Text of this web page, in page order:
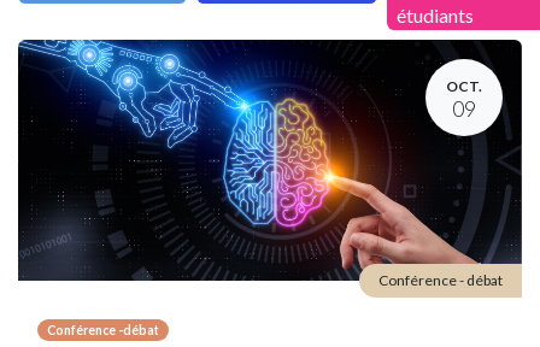
étudiants
OCT.
09
Conférence -débat
Conférence - débat